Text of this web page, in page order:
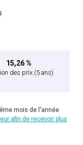
15,26 %
des prix (5 ans)
mois de l'année
afin de recevoir plus